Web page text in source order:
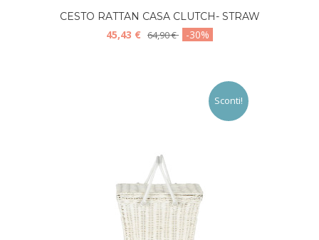
CESTO RATTAN CASA CLUTCH- STRAW
45,43 € 64,90 € -30%
Sconti!